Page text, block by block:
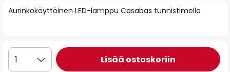
of
gallery
Aurinkokäyttöinen LED-lamppu Casabas tunnistimella
1 Lisää ostoskoriin